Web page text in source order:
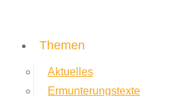
Themen
Aktuelles
Ermunterungstexte